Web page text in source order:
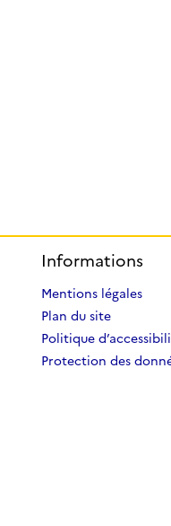
Informations
Mentions légales
Plan du site
Politique
Protection des